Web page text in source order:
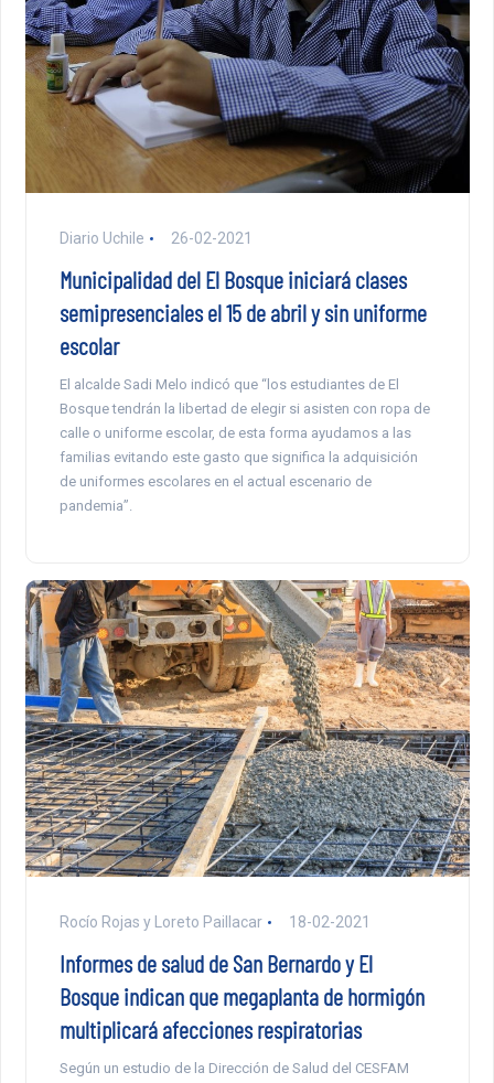
Diario Uchile 26-02-2021
Municipalidad del El Bosque iniciará clases
semipresenciales el 15 de abril y sin uniforme
escolar
El alcalde Sadi Melo indicó que “los estudiantes de El
Bosque tendrán la libertad de elegir si asisten con ropa de
calle o uniforme escolar, de esta forma ayudamos a las
familias evitando este gasto que significa la adquisición
de uniformes escolares en el actual escenario de
pandemia”.
Rocío Rojas y Loreto Paillacar 18-02-2021
Informes de salud de San Bernardo y El
Bosque indican que megaplanta de hormigón
multiplicará afecciones respiratorias
Según un estudio de la Dirección de Salud del CESFAM